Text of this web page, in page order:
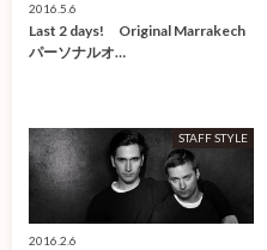
2016.5.6
Last 2 days! Original Marrakech
パーソナルオ…
STAFF STYLE
2016.2.6